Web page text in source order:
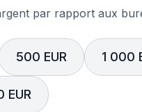
par rapport aux
500 EUR 1 000
EUR